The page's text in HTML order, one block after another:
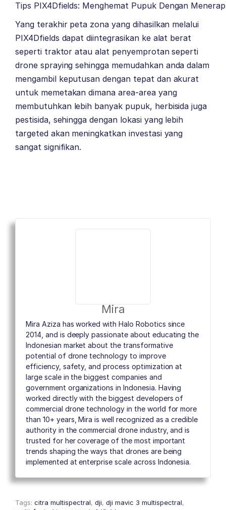
Tips PIX4Dfields: Menghemat Pupuk Dengan
Yang terakhir peta zona yang dihasilkan melalui
PIX4Dfields dapat diintegrasikan ke alat berat
seperti traktor atau alat penyemprotan seperti
drone spraying sehingga memudahkan anda dalam
mengambil keputusan dengan tepat dan akurat
untuk memetakan dimana area-area yang
membutuhkan lebih banyak pupuk, herbisida juga
pestisida, sehingga dengan lokasi yang lebih
targeted akan meningkatkan investasi yang
sangat signifikan.
Mira
Mira Aziza has worked with Halo Robotics since
2014, and is deeply passionate about educating the
Indonesian market about the transformative
potential of drone technology to improve
efficiency, safety, and process optimization at
large scale in the biggest companies and
government organizations in Indonesia. Having
worked directly with the biggest developers of
commercial drone technology in the world for more
than 10+ years, Mira is well recognized as a credible
authority in the commercial drone industry, and is
trusted for her coverage of the most important
trends shaping the ways that drones are being
implemented at enterprise scale across Indonesia.
Tags: citra multispectral, dji, dji mavic 3 multispectral,